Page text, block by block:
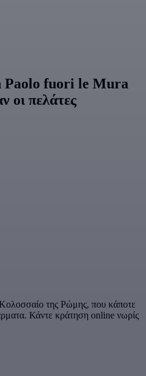
Paolo fuori le Mura
οι πελάτες
της Ρώμης, που κάποτε
Κάντε κράτηση online νωρίς